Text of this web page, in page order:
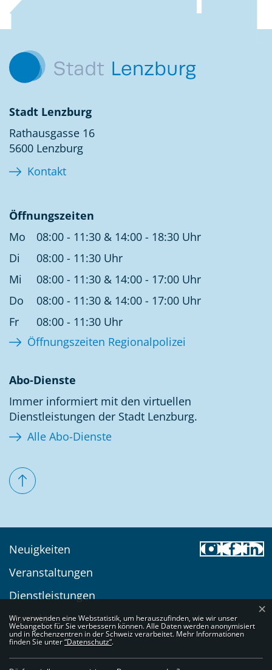
Stadt Lenzburg
Rathausgasse 16
5600 Lenzburg
Kontakt
Öffnungszeiten
Mo
08:00 - 11:30 & 14:00 - 18:30 Uhr
Di
08:00 - 11:30 Uhr
Mi
08:00 - 11:30 & 14:00 - 17:00 Uhr
Do
08:00 - 11:30 & 14:00 - 17:00 Uhr
Fr
08:00 - 11:30 Uhr
Öffnungszeiten Regionalpolizei
Abo-Dienste
Immer informiert mit den virtuellen
Dienstleistungen der Stadt Lenzburg.
Alle Abo-Dienste
Neuigkeiten
Veranstaltungen
Dienstleistungen
Kontakt
Toolbar
Webstatistik
Wir verwenden eine Webstatistik, um herauszufinden, wie wir unser
Webangebot für Sie verbessern können. Alle Daten werden anonymisiert
und in Rechenzentren in der Schweiz verarbeitet. Mehr Informationen
finden Sie unter“Datenschutz“.
×